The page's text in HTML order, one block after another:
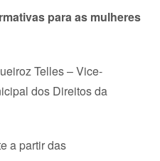
para as mulheres
Telles – Vice-
dos Direitos da
a partir das